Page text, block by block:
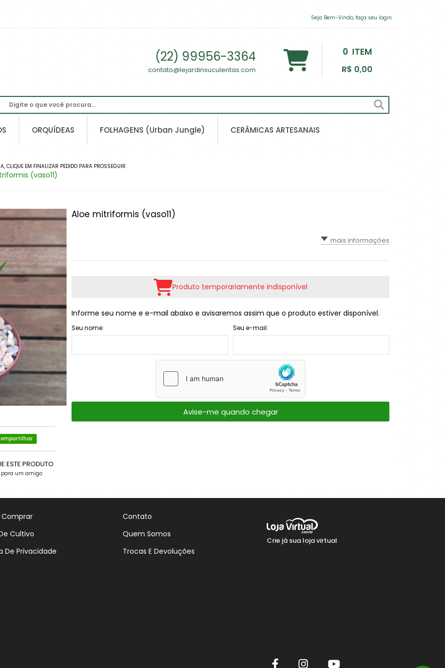
Seja Bem-Vindo, faça seu login
(22) 99956-3364
contato@lejardinsuculentas.com
0 ITEM
R$ 0,00
ORQUÍDEAS FOLHAGENS (Urban Jungle) CERÂMICAS ARTESANAIS
CLIQUE EM FINALIZAR PEDIDO PARA PROSSEGUIR.
(vaso11)
ESTE PRODUTO
um amigo
Aloe mitriformis (vaso11)
mais informações
Produto temporariamente indisponível
Informe seu nome e e-mail abaixo e avisaremos assim que o produto estiver disponível.
Seu nome: Seu e-mail:
Avise-me quando chegar
Cultivo
De Privacidade
Contato
Quem Somos
Trocas E Devoluções
Crie já sua loja virtual